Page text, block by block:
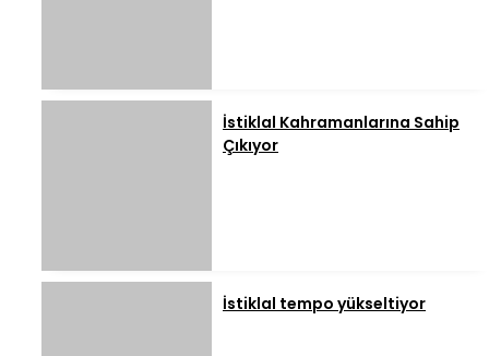
İstiklal Kahramanlarına Sahip
Çıkıyor
İstiklal tempo yükseltiyor